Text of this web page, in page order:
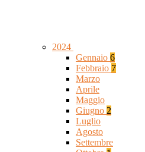
2024
Gennaio 6
Febbraio 7
Marzo
Aprile
Maggio
Giugno 2
Luglio
Agosto
Settembre